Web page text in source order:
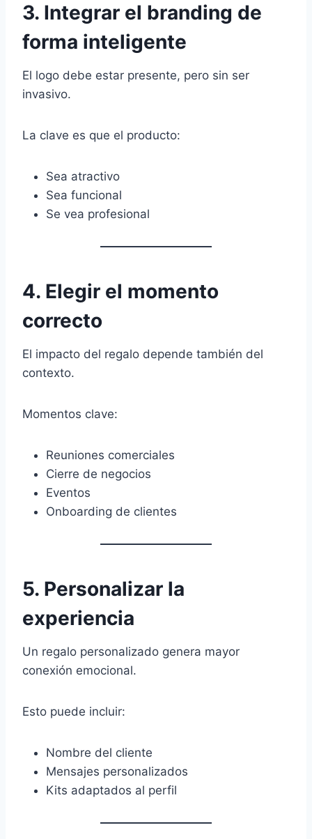
3. Integrar el branding de
forma inteligente
El logo debe estar presente, pero sin ser
invasivo.
La clave es que el producto:
Sea atractivo
Sea funcional
Se vea profesional
4. Elegir el momento
correcto
El impacto del regalo depende también del
contexto.
Momentos clave:
Reuniones comerciales
Cierre de negocios
Eventos
Onboarding de clientes
5. Personalizar la
experiencia
Un regalo personalizado genera mayor
conexión emocional.
Esto puede incluir:
Nombre del cliente
Mensajes personalizados
Kits adaptados al perfil